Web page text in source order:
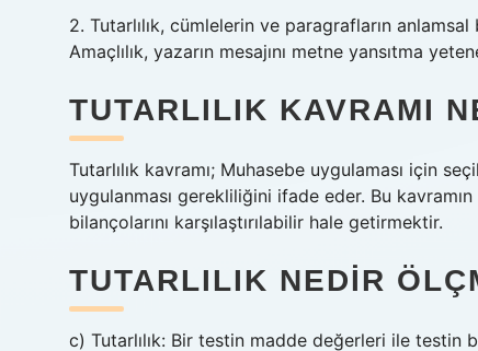
2. Tutarlılık, cümlelerin ve paragrafların anlamsal
Amaçlılık, yazarın mesajını metne yansıtma
TUTARLILIK KAVRAMI
Tutarlılık kavramı; Muhasebe uygulaması için
uygulanması gerekliliğini ifade eder. Bu
bilançolarını karşılaştırılabilir hale getirmektir.
TUTARLILIK NEDIR
c) Tutarlılık: Bir testin madde değerleri ile testin